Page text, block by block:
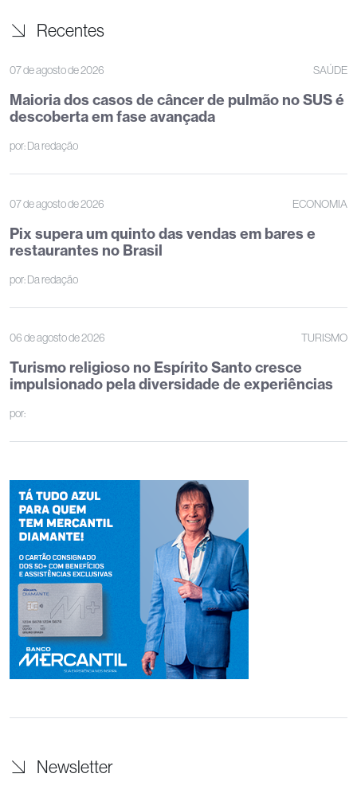
Recentes
07 de agosto de 2026 SAÚDE
Maioria dos casos de câncer de pulmão no SUS é
descoberta em fase avançada
por:Da redação
07 de agosto de 2026 ECONOMIA
Pix supera um quinto das vendas em bares e
restaurantes no Brasil
por:Da redação
06 de agosto de 2026 TURISMO
Turismo religioso no Espírito Santo cresce
impulsionado pela diversidade de experiências
por:
Newsletter